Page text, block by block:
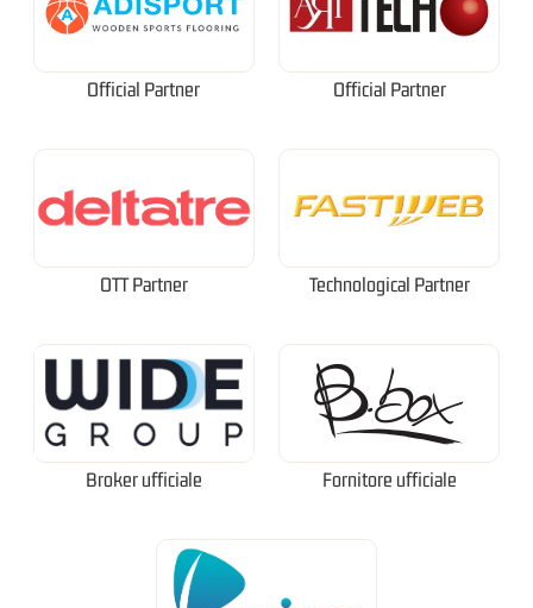
Official Partner Official Partner
OTT Partner Technological Partner
Broker ufficiale Fornitore ufficiale